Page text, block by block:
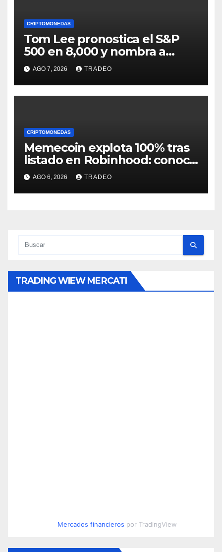
CRIPTOMONEDAS
Tom Lee pronostica el S&P
500 en 8,000 y nombra a
Ethereum como el próximo
líder del rally
AGO 7, 2026 TRADEO
CRIPTOMONEDAS
Memecoin explota 100% tras
listado en Robinhood: conoce
los detalles
AGO 6, 2026 TRADEO
TRADING WIEW MERCATI
Mercados financieros por TradingView